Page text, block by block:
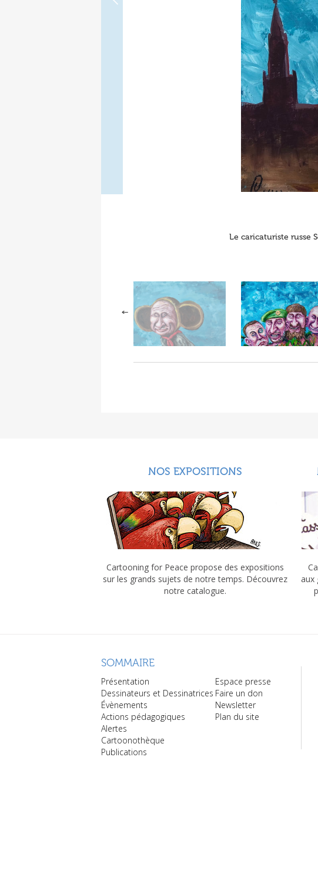
Le caricaturiste russe
NOS EXPOSITIONS
Cartooning for Peace propose des expositions
sur les grands sujets de notre temps. Découvrez
notre catalogue.
aux
SOMMAIRE
Présentation
Dessinateurs et Dessinatrices
Évènements
Actions pédagogiques
Alertes
Cartoonothèque
Publications
Espace presse
Faire un don
Newsletter
Plan du site